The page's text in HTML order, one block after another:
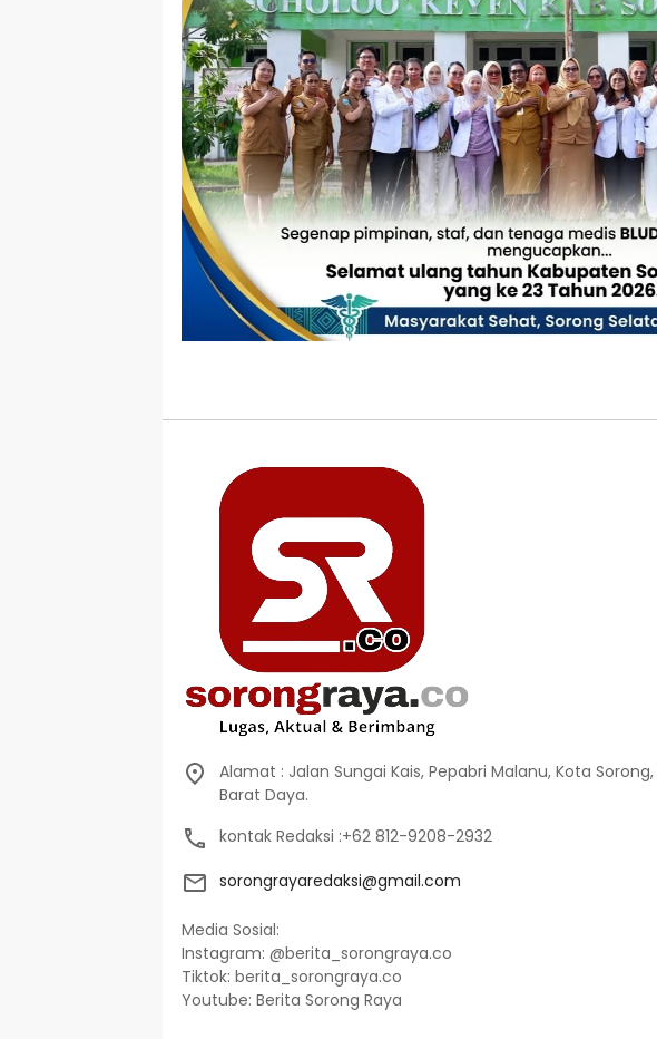
Alamat : Jalan Sungai Kais, Pepabri Malanu, Kota
Barat Daya.
kontak Redaksi :+62 812-9208-2932
sorongrayaredaksi@gmail.com
Media Sosial:
Instagram: @berita_sorongraya.co
Tiktok: berita_sorongraya.co
Youtube: Berita Sorong Raya